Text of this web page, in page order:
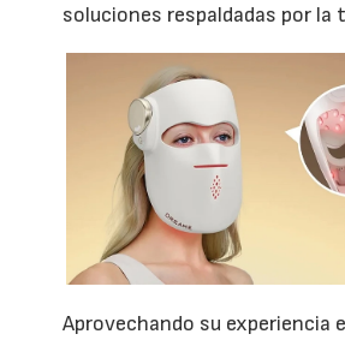
soluciones respaldadas por la
Aprovechando su experiencia